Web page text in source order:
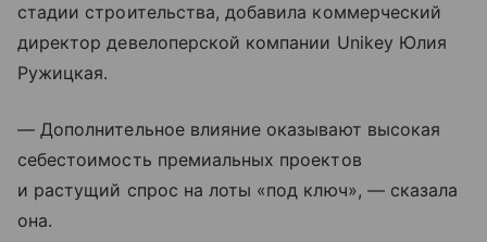
стадии строительства, добавила коммерческий
директор девелоперской компании Unikey Юлия
Ружицкая.
— Дополнительное влияние оказывают высокая
себестоимость премиальных проектов
и растущий спрос на лоты «под ключ», — сказала
она.